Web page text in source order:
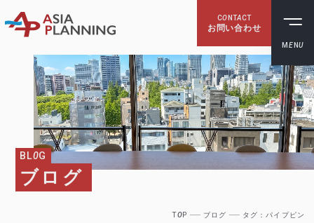
CO NTACT
お問い合わせ
M E NU
BL0G
ブログ
TOP ブログ タグ：パイプピン